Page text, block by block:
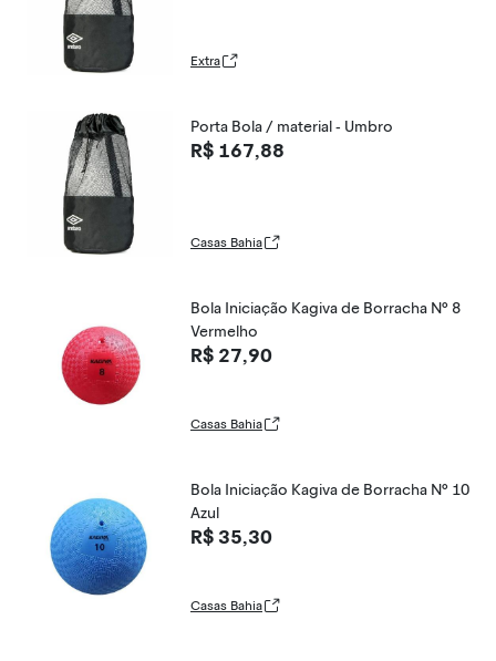
Extra
Porta Bola / material - Umbro
R$ 167,88
Casas Bahia
Bola Iniciação Kagiva de Borracha Nº 8
Vermelho
R$ 27,90
Casas Bahia
Bola Iniciação Kagiva de Borracha Nº 10
Azul
R$ 35,30
Casas Bahia